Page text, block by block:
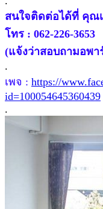
สนใจติดต่อได้ที่ คุณ
โทร : 062-226-3653
(แจ้งว่าสอบถามอพา
.
เพจ : https://
id=100054645360439
.